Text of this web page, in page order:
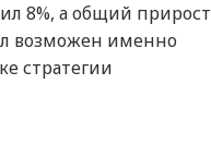
8%, а общий прирост
возможен именно
стратегии